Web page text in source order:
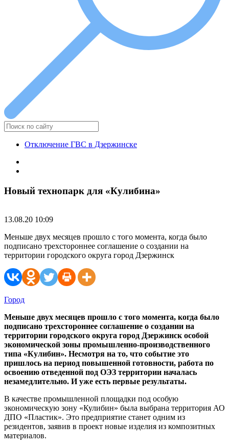
Отключение ГВС в Дзержинске
Новый технопарк для «Кулибина»
13.08.20 10:09
Меньше двух месяцев прошло с того момента, когда было
подписано трехстороннее соглашение о создании на
территории городского округа город Дзержинск
Город
Меньше двух месяцев прошло с того момента, когда было
подписано трехстороннее соглашение о создании на
территории городского округа город Дзержинск особой
экономической зоны промышленно-производственного
типа «Кулибин». Несмотря на то, что событие это
пришлось на период повышенной готовности, работа по
освоению отведенной под ОЭЗ территории началась
незамедлительно. И уже есть первые результаты.
В качестве промышленной площадки под особую
экономическую зону «Кулибин» была выбрана территория АО
ДПО «Пластик». Это предприятие станет одним из
резидентов, заявив в проект новые изделия из композитных
материалов.